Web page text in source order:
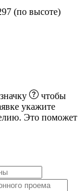
(по высоте)
чтобы
укажите
Это поможет